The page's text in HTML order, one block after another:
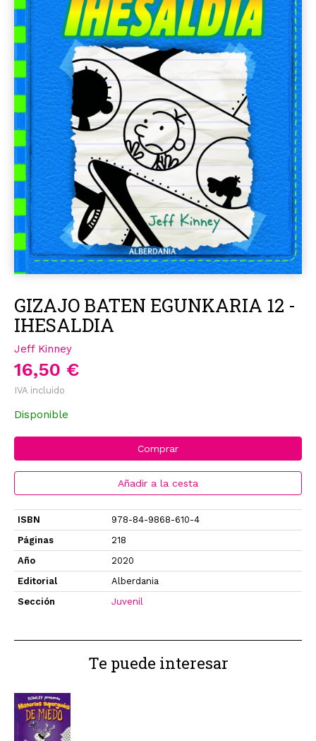
GIZAJO BATEN EGUNKARIA 12 -
IHESALDIA
Jeff Kinney
16,50 €
IVA incluido
Disponible
Comprar
Añadir a la cesta
ISBN
978-84-9868-610-4
Páginas
218
Año
2020
Editorial
Alberdania
Sección
Juvenil
Te puede interesar